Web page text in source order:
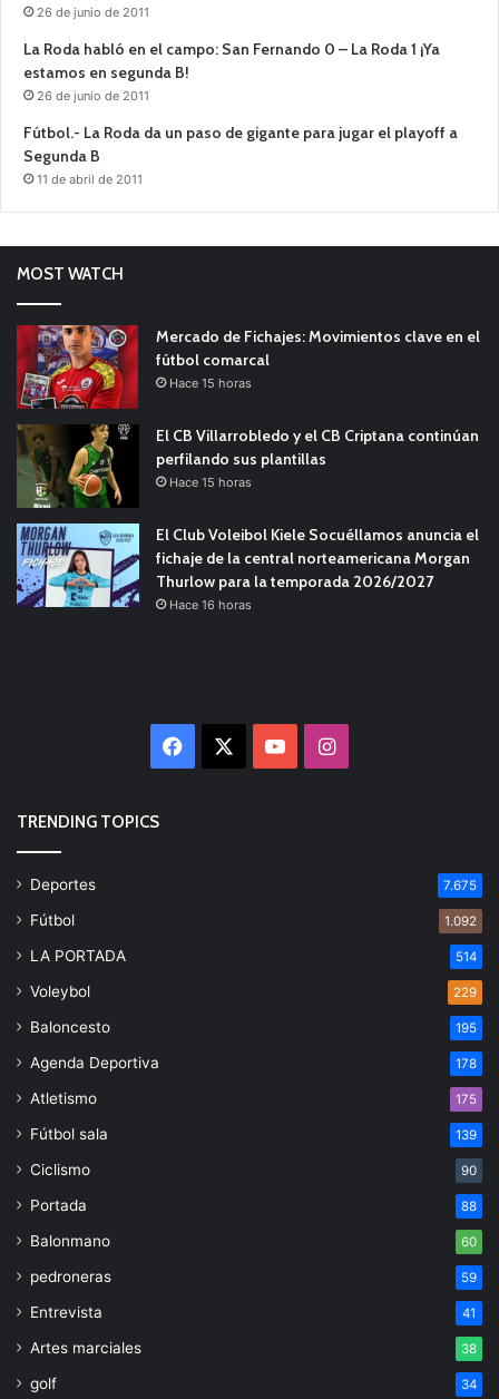
26 de junio de 2011
La Roda habló en el campo: San Fernando 0 – La Roda 1 ¡Ya
estamos en segunda B!
26 de junio de 2011
Fútbol.- La Roda da un paso de gigante para jugar el playoff a
Segunda B
11 de abril de 2011
MOST WATCH
Mercado de Fichajes: Movimientos clave en el
fútbol comarcal
Hace 15 horas
El CB Villarrobledo y el CB Criptana continúan
perfilando sus plantillas
Hace 15 horas
El Club Voleibol Kiele Socuéllamos anuncia el
fichaje de la central norteamericana Morgan
Thurlow para la temporada 2026/2027
Hace 16 horas
Facebook YouTubeInstagram
TRENDING TOPICS
Deportes 7.675
Fútbol 1.092
LA PORTADA 514
Voleybol 229
Baloncesto 195
Agenda Deportiva 178
Atletismo 175
Fútbol sala 139
Ciclismo 90
Portada 88
Balonmano 60
pedroneras 59
Entrevista 41
Artes marciales 38
golf 34